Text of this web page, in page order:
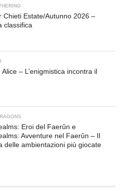
Chieti Estate/Autunno 2026 –
classifica
– L’enigmistica incontra il
Eroi del Faerûn e
Avventure nel Faerûn – Il
delle ambientazioni più giocate